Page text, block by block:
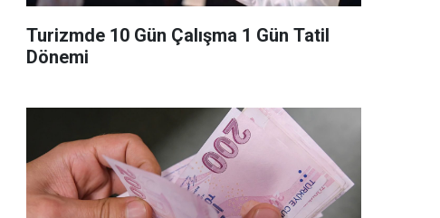
Turizmde 10 Gün Çalışma 1 Gün Tatil
Dönemi